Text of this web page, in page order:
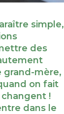
simple,
des
grand-mère,
on fait
!
dans le